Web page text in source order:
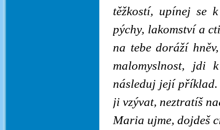
těžkostí, upínej se
pýchy, lakomství a
na tebe doráží
malomyslnost, jdi
následuj její příklad.
ji vzývat, neztratíš
Maria ujme, dojdeš